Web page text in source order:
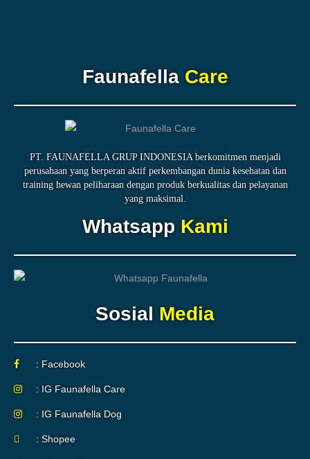
FaunafellaCare
PT. FAUNAFELLA GRUP INDONESIA berkomitmen menjadi
perusahaan yang berperan aktif perkembangan dunia kesehatan dan
training hewan peliharaan dengan produk berkualitas dan pelayanan
yang maksimal.
WhatsappKami
Sosial Media
: Facebook
: IG Faunafella Care
: IG Faunafella Dog
: Shopee